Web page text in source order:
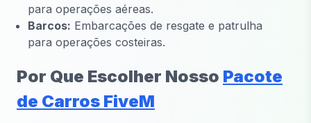
para operações aéreas.
Barcos: Embarcações de resgate e patrulha
para operações costeiras.
Por Que Escolher Nosso Pacote
de Carros FiveM